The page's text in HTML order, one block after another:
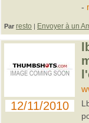
-
Par resto | Envoyer à un
12/11/2010